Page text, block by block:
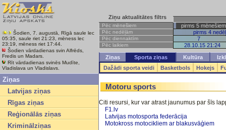
Šodien, 7. augustā, Rīgā saule lec
05:35, saule riet 21:23, mēness lec
23:19, mēness riet 17:44.
Šodien vārdadienas svin Alfrēds,
Fredis un Madars.
Rīt vārdadienas svinēs Mudīte,
Vladislava un Vladislavs.
Ziņu aktualitātes filtrs
Pēc mēnešiem pirms 5 mēnešiem
Pēc nedēļām pirms 4
Pēc diennaktīm 7
Pēc laikiem 28.10.15 21:24
Ziņas Sporta ziņas Kultūra
Dažādi sporta veidi
Basketbols Hokejs
Ziņas
Latvijas ziņas
Rīgas ziņas
Reģionālās ziņas
Kriminālziņas
Motoru sports
Citi resursi, kur var atrast jaunumus par šīs
F1.lv
Latvijas motosporta federācija
Motokross motocikliem ar blakusvāģiem